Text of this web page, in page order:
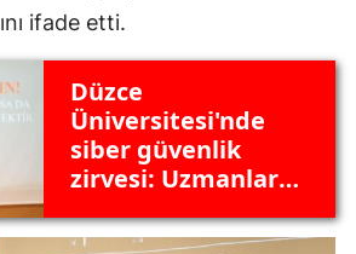
ifade etti.
Düzce
Üniversitesi'nde
siber güvenlik
zirvesi: Uzmanlar
tehditleri anlattı